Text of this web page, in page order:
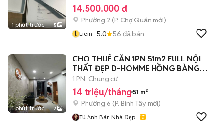
1 phút trước 5
14.500.000 đ
Phường 2 (P. Chợ Quán mới)
l Liem 5.0 56 đã bán
1 phút trước 7
CHO THUÊ CĂN 1PN 51m2 FULL NỘI
THẤT ĐẸP D-HOMME HỒNG BÀNG
QUẬN 6 14TR
1 PN Chung cư
14 triệu/tháng 51 m²
Phường 6 (P. Bình Tây mới)
Tú Anh Bán Nhà Đẹp